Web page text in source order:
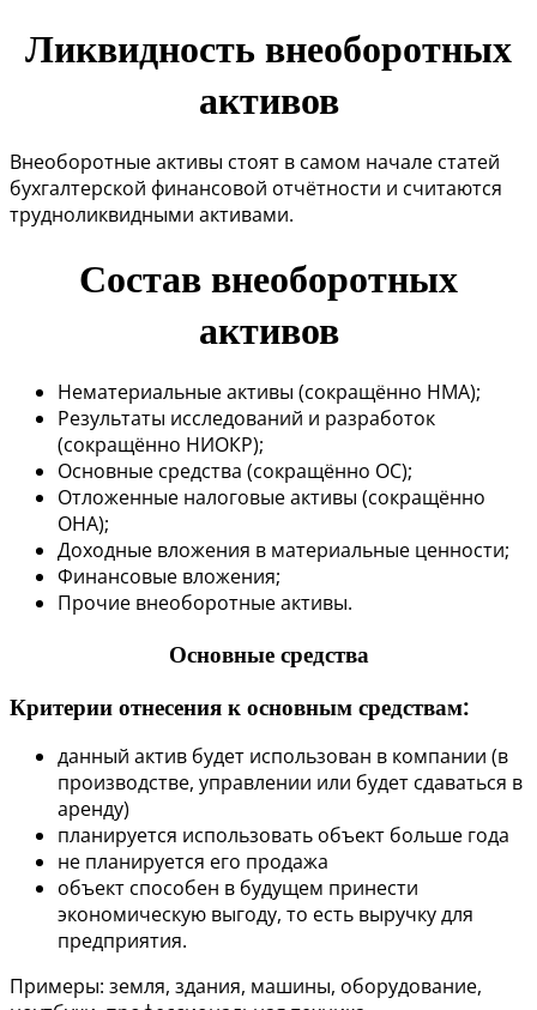
Ликвидность внеоборотных
активов
Внеоборотные активы стоят в самом начале статей
бухгалтерской финансовой отчётности и считаются
трудноликвидными активами.
Состав внеоборотных
активов
Нематериальные активы (сокращённо НМА);
Результаты исследований и разработок
(сокращённо НИОКР);
Основные средства (сокращённо ОС);
Отложенные налоговые активы (сокращённо
ОНА);
Доходные вложения в материальные ценности;
Финансовые вложения;
Прочие внеоборотные активы.
Основные средства
Критерии отнесения к основным средствам:
данный актив будет использован в компании (в
производстве, управлении или будет сдаваться в
аренду)
планируется использовать объект больше года
не планируется его продажа
объект способен в будущем принести
экономическую выгоду, то есть выручку для
предприятия.
Примеры: земля, здания, машины, оборудование,